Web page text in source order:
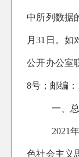
中所列数据
月31日。如
公开办公室
8号；邮编：
一、
2021
色社会主义